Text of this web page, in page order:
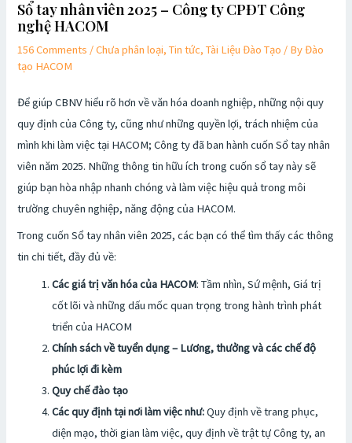
Sổ tay nhân viên 2025 – Công ty CPĐT Công
nghệ HACOM
156 Comments /Chưa phân loại,Tin tức, Tài Liệu Đào Tạo / ByĐào
tạo HACOM
Để giúp CBNV hiểu rõ hơn về văn hóa doanh nghiệp, những nội quy
quy định của Công ty, cũng như những quyền lợi, trách nhiệm của
mình khi làm việc tại HACOM; Công ty đã ban hành cuốn Sổ tay nhân
viên năm 2025. Những thông tin hữu ích trong cuốn sổ tay này sẽ
giúp bạn hòa nhập nhanh chóng và làm việc hiệu quả trong môi
trường chuyên nghiệp, năng động của HACOM.
Trong cuốn Sổ tay nhân viên 2025, các bạn có thể tìm thấy các thông
tin chi tiết, đầy đủ về:
Các giá trị văn hóa của HACOM: Tầm nhìn, Sứ mệnh, Giá trị
cốt lõi và những dấu mốc quan trọng trong hành trình phát
triển của HACOM
Chính sách về tuyển dụng – Lương, thưởng và các chế độ
phúc lợi đi kèm
Quy chế đào tạo
Các quy định tại nơi làm việc như:Quy định về trang phục,
diện mạo, thời gian làm việc, quy định về trật tự Công ty, an